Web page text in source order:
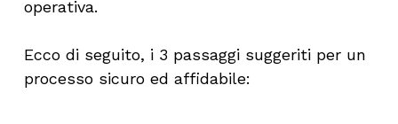
operativa.
Ecco di seguito, i 3 passaggi suggeriti per un
processo sicuro ed affidabile: